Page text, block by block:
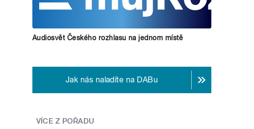
Audiosvět Českého rozhlasu na jednom místě
Jak nás naladíte na DABu
VÍCE Z POŘADU